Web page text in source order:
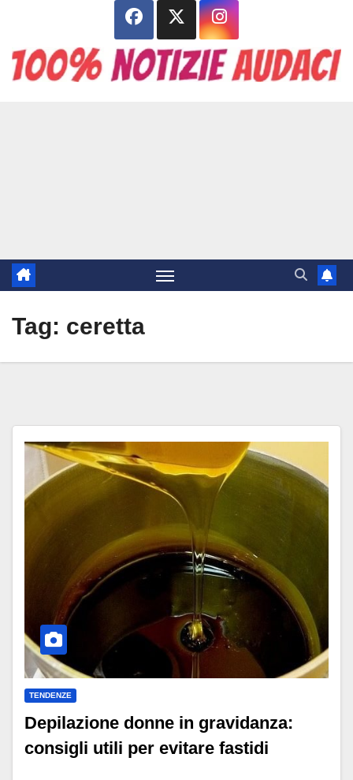
contenuto
Tag: ceretta
TENDENZE
Depilazione donne in gravidanza:
consigli utili per evitare fastidi